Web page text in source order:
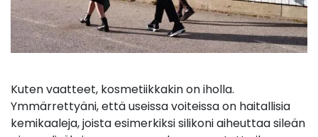
Kuten vaatteet, kosmetiikkakin on iholla.
Ymmärrettyäni, että useissa voiteissa on haitallisia
kemikaaleja, joista esimerkiksi silikoni aiheuttaa sileän